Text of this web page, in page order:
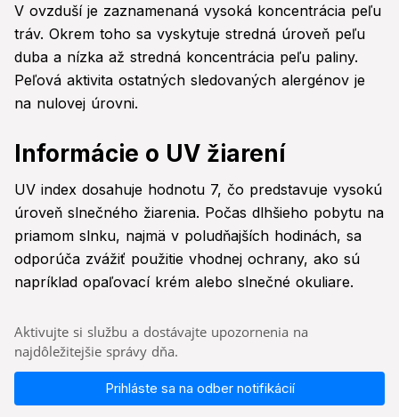
V ovzduší je zaznamenaná vysoká koncentrácia peľu
tráv. Okrem toho sa vyskytuje stredná úroveň peľu
duba a nízka až stredná koncentrácia peľu paliny.
Peľová aktivita ostatných sledovaných alergénov je
na nulovej úrovni.
Informácie o UV žiarení
UV index dosahuje hodnotu 7, čo predstavuje vysokú
úroveň slnečného žiarenia. Počas dlhšieho pobytu na
priamom slnku, najmä v poludňajších hodinách, sa
odporúča zvážiť použitie vhodnej ochrany, ako sú
napríklad opaľovací krém alebo slnečné okuliare.
Aktivujte si službu a dostávajte upozornenia na
najdôležitejšie správy dňa.
Prihláste sa na odber notifikácií